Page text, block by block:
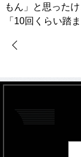
もん」と思った
「10回くらい踏